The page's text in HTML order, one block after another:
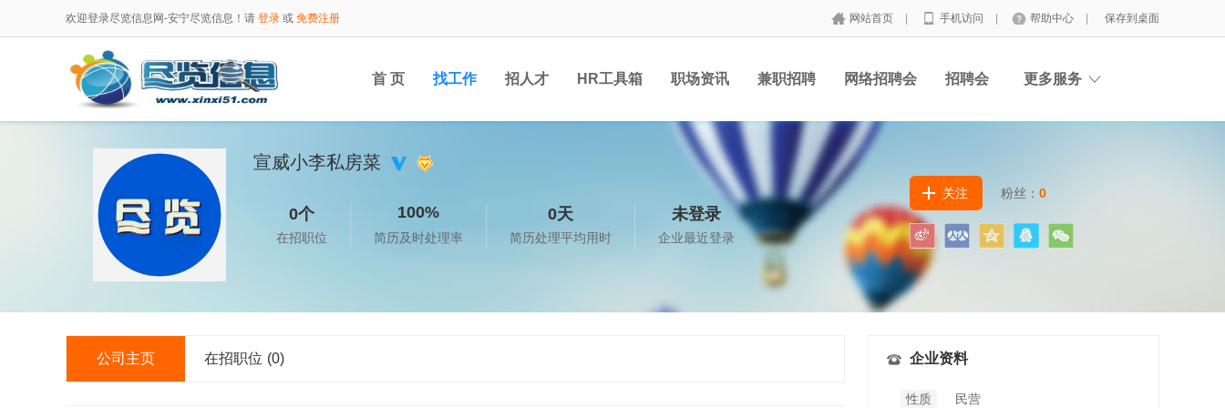
欢迎登录尽览信息网-安宁尽览信息！请 登录 或 免费注册 网站首页 手机访问 帮助中心 保存到桌面
首 页 找工作 招人才 HR工具箱 职场资讯 兼职招聘 网络招聘会 招聘会 更多服务
宣威小李私房菜
0个
在招职位
100%
简历及时处理率
0天
简历处理平均用时
未登录
企业最近登录
关注 粉丝： 0
公司主页 在招职位 (0) 企业资料
性质 民营